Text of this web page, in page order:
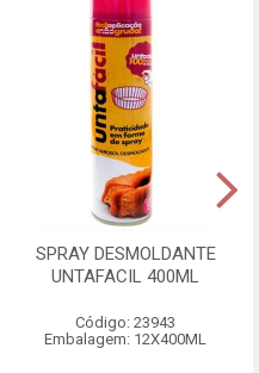
SPRAY DESMOLDANTE
UNTAFACIL 400ML
Código: 23943
Embalagem: 12X400ML